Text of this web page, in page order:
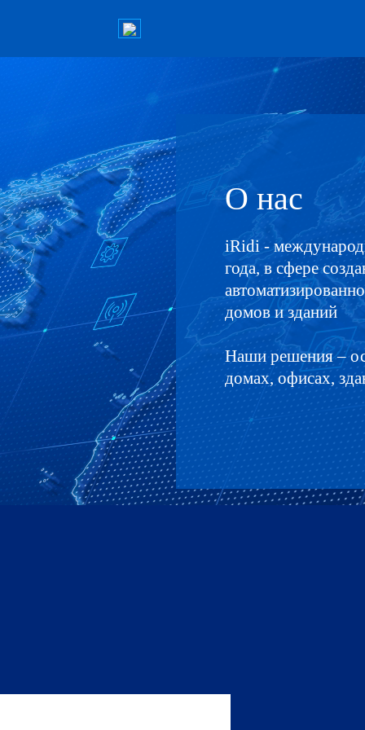
О нас
iRidi -
года, в сфере
домов и зданий
Наши решения –
домах, офисах,